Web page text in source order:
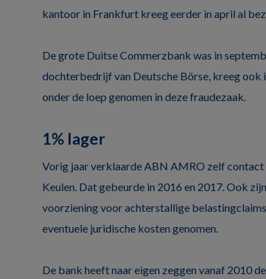
kantoor in Frankfurt kreeg eerder in april al
De grote Duitse Commerzbank was in
dochterbedrijf van Deutsche Börse, kreeg
onder de loep genomen in deze fraudezaak.
1% lager
Vorig jaar verklaarde ABN AMRO zelf
Keulen. Dat gebeurde in 2016 en 2017. Ook
voorziening voor achterstallige
eventuele juridische kosten genomen.
De bank heeft naar eigen zeggen vanaf 2010